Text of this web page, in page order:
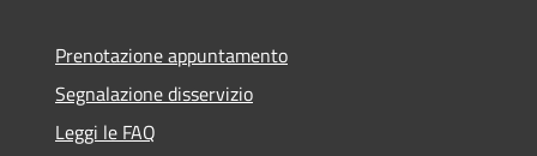
Prenotazione appuntamento
Segnalazione disservizio
Leggi le FAQ